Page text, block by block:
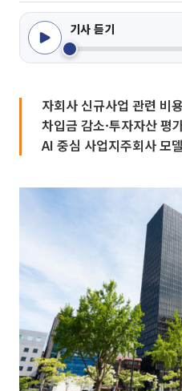
기사 듣기
자회사 신규사업 관련 비
차입금 감소·투자자산 평
AI 중심 사업지주회사 모